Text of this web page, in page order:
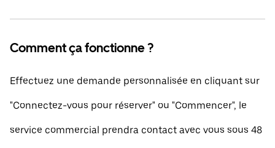
Comment ça fonctionne ?
Effectuez une demande personnalisée en cliquant sur
"Connectez-vous pour réserver" ou "Commencer", le
service commercial prendra contact avec vous sous 48